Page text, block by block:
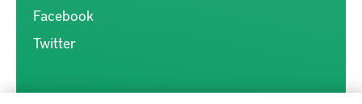
Facebook
Twitter